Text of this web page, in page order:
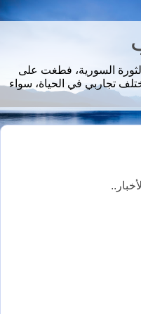
السورية، فطغت على
تجاربي في الحياة، سواء